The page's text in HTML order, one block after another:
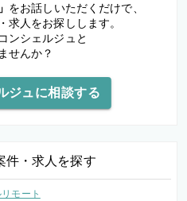
をお話しいただくだけで、
求人をお探しします。
ンシェルジュと
せんか？
ジュに相談する
件・求人を探す
モート